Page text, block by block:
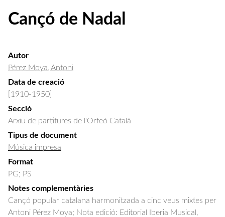
Cançó de Nadal
Autor
Pérez Moya, Antoni
Data de creació
[1910-1950]
Secció
Arxiu de partitures de l'Orfeó Català
Tipus de document
Música impresa
Format
PG; PS
Notes complementàries
Cançó popular catalana harmonitzada a cinc veus mixtes per
Antoni Pérez Moya; Nota edició: Editorial Iberia Musical,